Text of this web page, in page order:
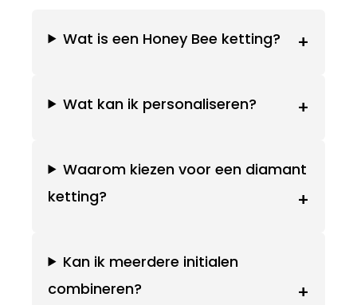
Wat is een Honey Bee ketting? +
Wat kan ik personaliseren? +
Waarom kiezen voor een diamant
ketting?
+
Kan ik meerdere initialen
combineren?
+